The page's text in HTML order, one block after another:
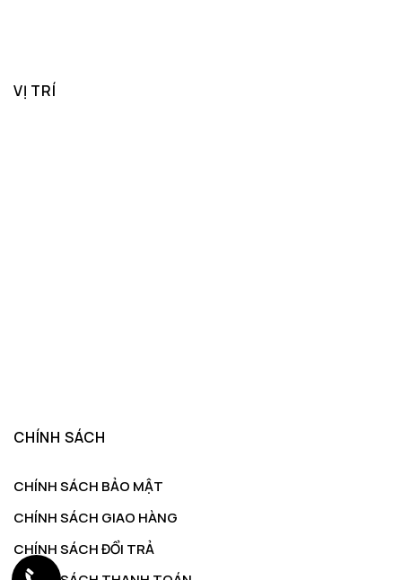
VỊ TRÍ
CHÍNH SÁCH
CHÍNH SÁCH BẢO MẬT
CHÍNH SÁCH GIAO HÀNG
CHÍNH SÁCH ĐỔI TRẢ